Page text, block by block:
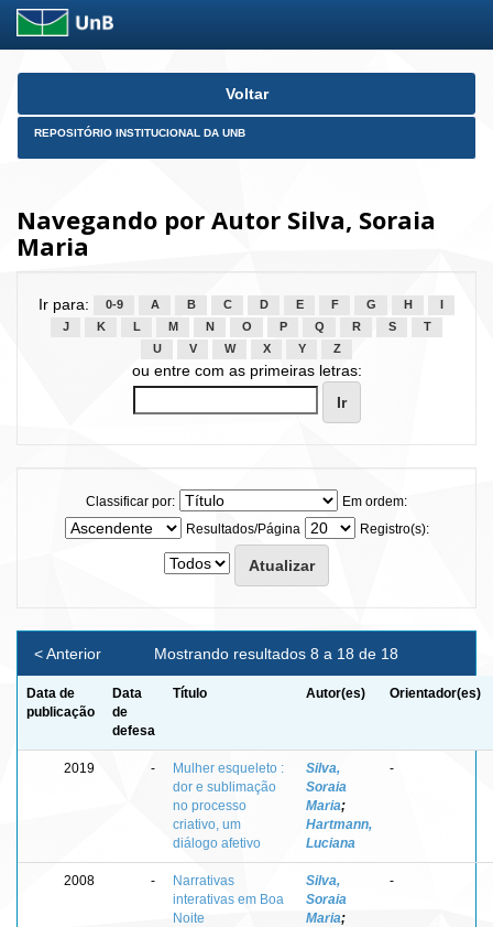
Skip
Voltar
REPOSITÓRIO INSTITUCIONAL DA UNB
Navegando por Autor Silva, Soraia
Maria
Ir para: 0-9 A B C D E F G H
J
K L M N O P Q R S
T
U
V W X Y Z
ou entre com as primeiras letras:
Classificar por:
Em ordem:
Resultados/Página
Registro(s):
Mostrando resultados 8 a 18 de 18
< Anterior
Data de
publicação
Data
de
defesa
Título Autor(es) Orientador(es)
2019 -
Mulher esqueleto :
dor e sublimação
no processo
criativo, um
diálogo afetivo
Silva,
Soraia
Maria;
Hartmann,
Luciana
-
2008 -
Narrativas
interativas em Boa
Noite
Silva,
Soraia
Maria;
-